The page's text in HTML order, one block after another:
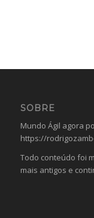
SOBRE
Mundo Ágil agora
https://
Todo conteúdo foi
mais antigos e